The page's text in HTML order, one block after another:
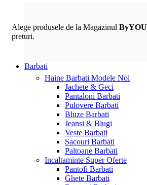
Alege produsele de la Magazinul ByYOU
preturi.
Barbati
Haine Barbati Modele Noi
Jachete & Geci
Pantaloni Barbati
Pulovere Barbati
Bluze Barbati
Jeansi & Blugi
Veste Barbati
Sacouri Barbati
Paltoane Barbati
Incaltaminte Super Oferte
Pantofi Barbati
Ghete Barbati